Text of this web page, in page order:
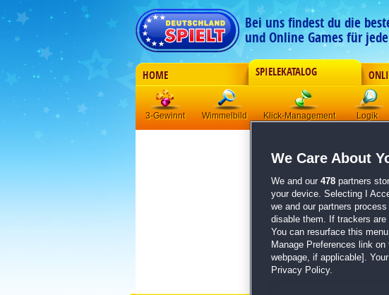
Bei uns findest du die
und Online Games für
HOME SPIELEKATALOG
3-Gewinnt Wimmelbild Klick-Management Logik
Der
Urlaubs-
Größe 46.0
Einen
Falls der
Zurück zur
We Care About
We and our 478 partners
your device. Selecting I
we and our partners
disable them. If trackers
You can resurface this
Manage Preferences link
webpage, if applicable].
Privacy Policy.